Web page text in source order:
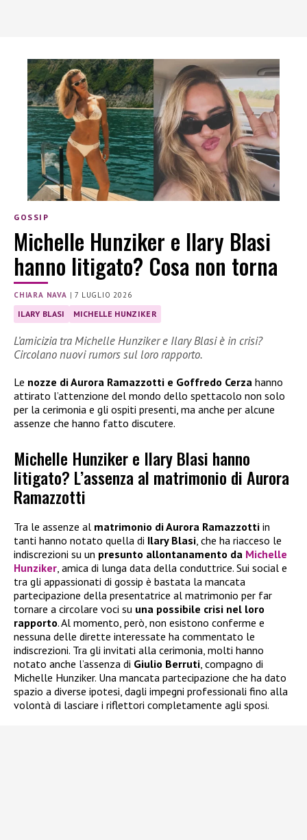
GOSSIP
Michelle Hunziker e Ilary Blasi
hanno litigato? Cosa non torna
CHIARA NAVA |7 LUGLIO 2026
ILARY BLASI MICHELLE HUNZIKER
L’amicizia tra Michelle Hunziker e Ilary Blasi è in crisi?
Circolano nuovi rumors sul loro rapporto.
Le nozze di Aurora Ramazzotti e Goffredo Cerza hanno
attirato l’attenzione del mondo dello spettacolo non solo
per la cerimonia e gli ospiti presenti, ma anche per alcune
assenze che hanno fatto discutere.
Michelle Hunziker e Ilary Blasi hanno
litigato? L’assenza al matrimonio di Aurora
Ramazzotti
Tra le assenze al matrimonio di Aurora Ramazzotti in
tanti hanno notato quella di Ilary Blasi , che ha riacceso le
indiscrezioni su un presunto allontanamento da Michelle
Hunziker , amica di lunga data della conduttrice. Sui social e
tra gli appassionati di gossip è bastata la mancata
partecipazione della presentatrice al matrimonio per far
tornare a circolare voci su una possibile crisi nel loro
rapporto. Al momento, però, non esistono conferme e
nessuna delle dirette interessate ha commentato le
indiscrezioni. Tra gli invitati alla cerimonia, molti hanno
notato anche l’assenza di Giulio Berruti , compagno di
Michelle Hunziker. Una mancata partecipazione che ha dato
spazio a diverse ipotesi, dagli impegni professionali fino alla
volontà di lasciare i riflettori completamente agli sposi.